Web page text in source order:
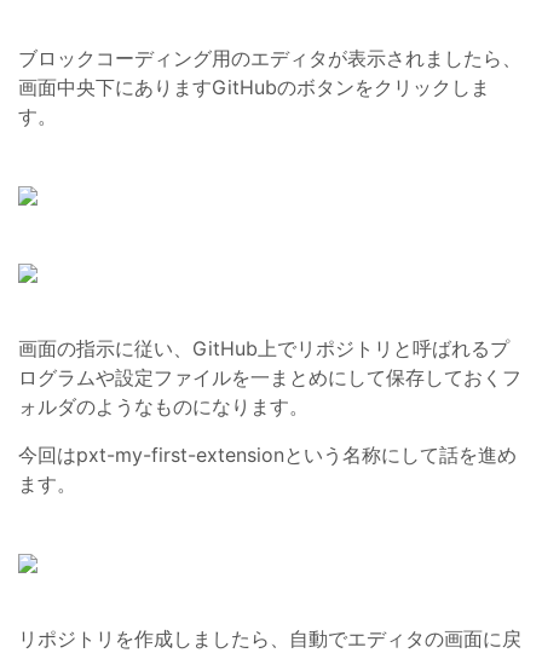
ブロックコーディング用のエディタが表示されましたら、
画面中央下にありますGitHubのボタンをクリックしま
す。
画面の指示に従い、GitHub上でリポジトリと呼ばれるプ
ログラムや設定ファイルを一まとめにして保存しておくフ
ォルダのようなものになります。
今回はpxt-my-first-extensionという名称にして話を進め
ます。
リポジトリを作成しましたら、自動でエディタの画面に戻